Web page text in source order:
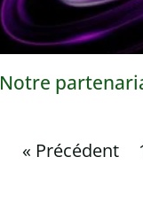
Notre
« Précédent